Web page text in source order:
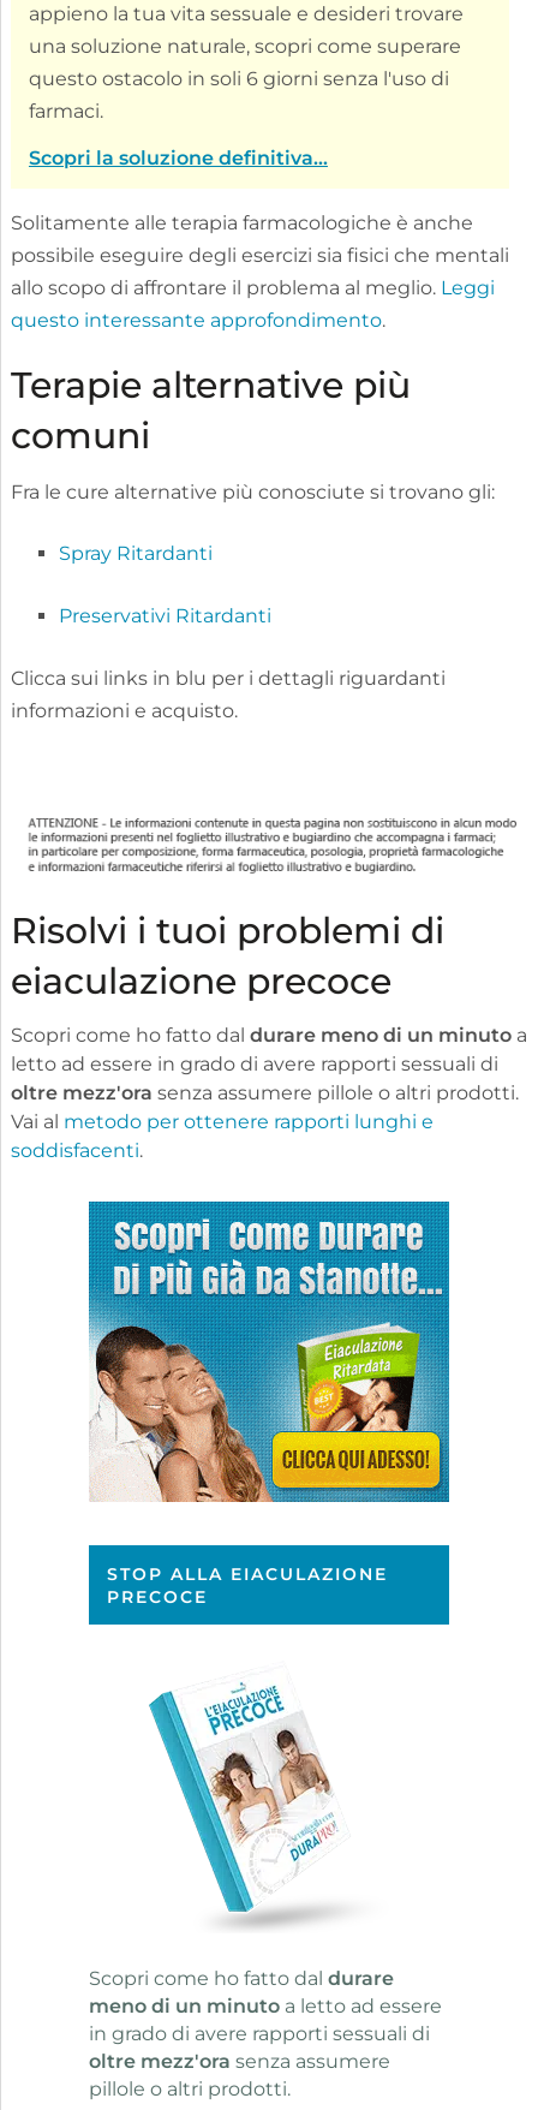
appieno la tua vita sessuale e desideri trovare
una soluzione naturale, scopri come superare
questo ostacolo in soli 6 giorni senza l'uso di
farmaci.
Scopri la soluzione definitiva...
Solitamente alle terapia farmacologiche è anche
possibile eseguire degli esercizi sia fisici che mentali
allo scopo di affrontare il problema al meglio. Leggi
questo interessante approfondimento.
Terapie alternative più
comuni
Fra le cure alternative più conosciute si trovano gli:
Spray Ritardanti
Preservativi Ritardanti
Clicca sui links in blu per i dettagli riguardanti
informazioni e acquisto.
Risolvi i tuoi problemi di
eiaculazione precoce
Scopri come ho fatto dal durare meno di un minutoa
letto ad essere in grado di avere rapporti sessuali di
oltre mezz'ora senza assumere pillole o altri prodotti.
Vai al metodo per ottenere rapporti lunghi e
soddisfacenti.
STOP ALLA EIACULAZIONE
PRECOCE
Scopri come ho fatto dal durare
meno di un minutoa letto ad essere
in grado di avere rapporti sessuali di
oltre mezz'ora senza assumere
pillole o altri prodotti.